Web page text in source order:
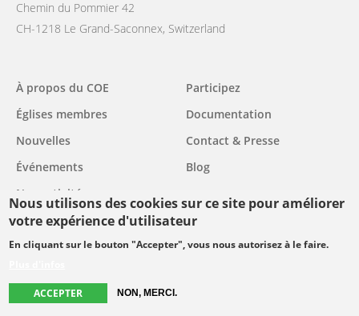
Nous utilisons des cookies sur ce site pour améliorer
votre expérience d'utilisateur
En cliquant sur le bouton "Accepter", vous nous autorisez à le faire.
ACCEPTER NON, MERCI.
Chemin du Pommier 42
CH-1218 Le Grand-Saconnex, Switzerland
Main
navigation
À propos du COE
Églises membres
Nouvelles
Événements
Nos activités
Participez
Documentation
Contact & Presse
Blog
Follow us
facebook
twitteryoutubeyoutube
instagram